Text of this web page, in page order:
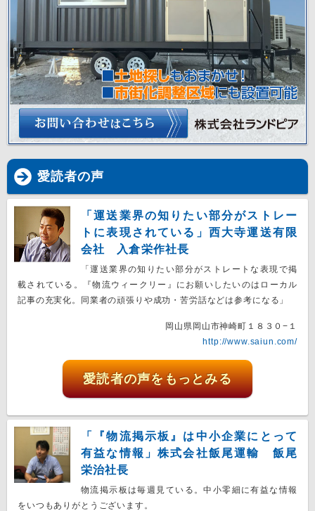
愛読者の声
「運送業界の知りたい部分がストレー
トに表現されている」西大寺運送有限
会社 入倉栄作社長
「運送業界の知りたい部分がストレートな表現で掲
載されている。『物流ウィークリー』にお願いしたいのはローカル
記事の充実化。同業者の頑張りや成功・苦労話などは参考になる」
岡山県岡山市神崎町１８３０−１
http://www.saiun.com/
愛読者の声をもっとみる
「『物流掲示板』は中小企業にとって
有益な情報」株式会社飯尾運輸 飯尾
栄治社長
物流掲示板は毎週見ている。中小零細に有益な情報
をいつもありがとうございます。